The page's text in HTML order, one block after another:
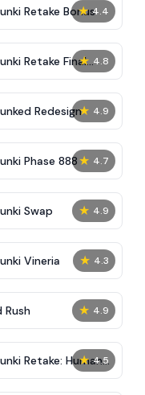
★ 4.4
Retake Bonus
★ 4.8
Retake Final
★ 4.9
Redesign
★ 4.7
Phase 888
★ 4.9
Swap
★ 4.3
Vineria
★ 4.9
Rush
★ 4.5
Retake: Human